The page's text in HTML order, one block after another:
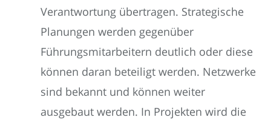
Verantwortung übertragen. Strategische
Planungen werden gegenüber
Führungsmitarbeitern deutlich oder diese
können daran beteiligt werden. Netzwerke
sind bekannt und können weiter
ausgebaut werden. In Projekten wird die